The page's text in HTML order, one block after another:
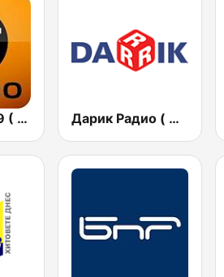
БГ Радио 91.9 ( BG Radio ) Дарик Радио ( Darik Radio )